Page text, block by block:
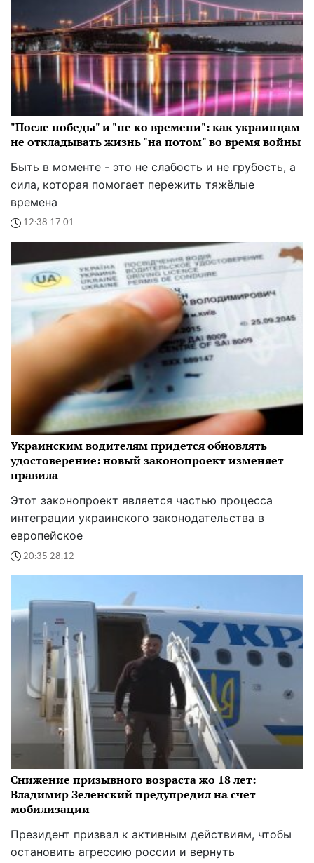
"После победы" и "не ко времени": как украинцам
не откладывать жизнь "на потом" во время войны
Быть в моменте - это не слабость и не грубость, а
сила, которая помогает пережить тяжёлые
времена
12:38 17.01
Украинским водителям придется обновлять
удостоверение: новый законопроект изменяет
правила
Этот законопроект является частью процесса
интеграции украинского законодательства в
европейское
20:35 28.12
Снижение призывного возраста жо 18 лет:
Владимир Зеленский предупредил на счет
мобилизации
Президент призвал к активным действиям, чтобы
остановить агрессию россии и вернуть